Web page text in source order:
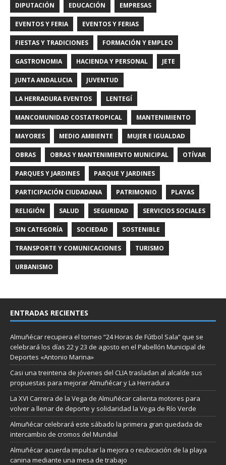
DIPUTACIÓN EDUCACIÓN EMPRESAS
EVENTOS Y FERIA EVENTOS Y FERIAS
FIESTAS Y TRADICIONES FORMACIÓN Y EMPLEO
GASTRONOMIA HACIENDA Y PERSONAL JETE
JUNTA ANDALUCIA JUVENTUD
LA HERRADURA EVENTOS LENTEGÍ
MANCOMUNIDAD COSTATROPICAL MANTENIMIENTO
MAYORES MEDIO AMBIENTE MUJER E IGUALDAD
OBRAS OBRAS Y MANTENIMIENTO MUNICIPAL OTÍVAR
PARQUES Y JARDINES PARQUE Y JARDINES
PARTICIPACIÓN CIUDADANA PATRIMONIO PLAYAS
RELIGIÓN SALUD SEGURIDAD SERVICIOS SOCIALES
SIN CATEGORÍA SOCIEDAD SOSTENIBLE
TRANSPORTE Y COMUNICACIONES TURISMO
URBANISMO
ENTRADAS RECIENTES
Almuñécar recupera el torneo “24 Horas de Fútbol Sala” que se
celebrará los días 22 y 23 de agosto en el Pabellón Municipal de
Deportes «Antonio Marina»
Casi una treintena de jóvenes del CLIA trasladan al alcalde sus
propuestas para mejorar Almuñécar y La Herradura
La XVI Carrera de la Vega de Almuñécar calienta motores para
volver a llenar de deporte y solidaridad la Vega de Río Verde
Almuñécar celebrará este sábado la primera gran quedada de
intercambio de cromos del Mundial
Almuñécar acuerda impulsar la mejora o reubicación de la playa
canina mediante una mesa de trabajo